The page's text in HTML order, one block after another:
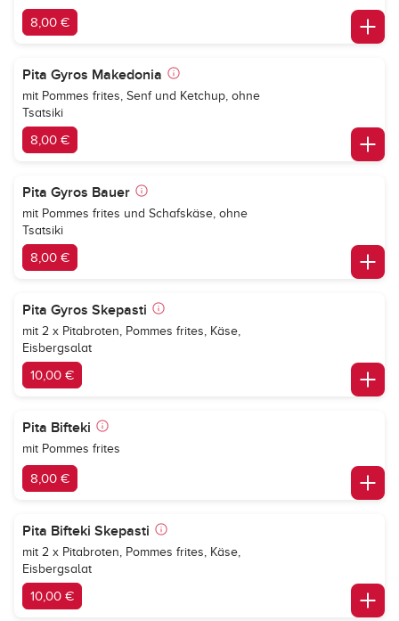
8,00 €
Pita Gyros Makedonia
mit Pommes frites, Senf und Ketchup, ohne
Tsatsiki
8,00 €
Pita Gyros Bauer
mit Pommes frites und Schafskäse, ohne
Tsatsiki
8,00 €
Pita Gyros Skepasti
mit 2 x Pitabroten, Pommes frites, Käse,
Eisbergsalat
10,00 €
Pita Bifteki
mit Pommes frites
8,00 €
Pita Bifteki Skepasti
mit 2 x Pitabroten, Pommes frites, Käse,
Eisbergsalat
10,00 €